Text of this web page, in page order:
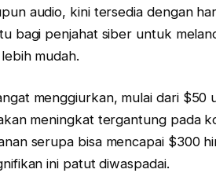
audio, kini tersedia dengan
bagi penjahat siber untuk
mudah.
menggiurkan, mulai dari
meningkat tergantung pada
serupa bisa mencapai $300
ini patut diwaspadai.